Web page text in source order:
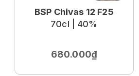
BSP Chivas 12 F25
70cl | 40%
680.000₫